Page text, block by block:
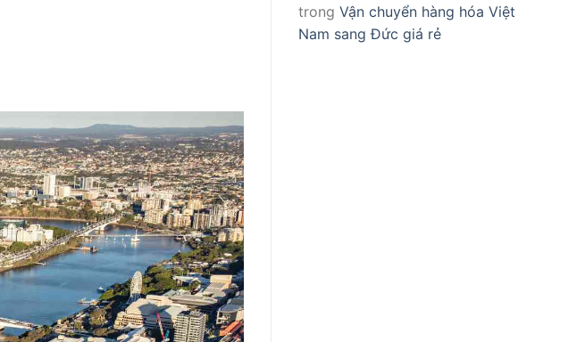
trong Vận chuyển hàng hóa Việt
Nam sang Đức giá rẻ